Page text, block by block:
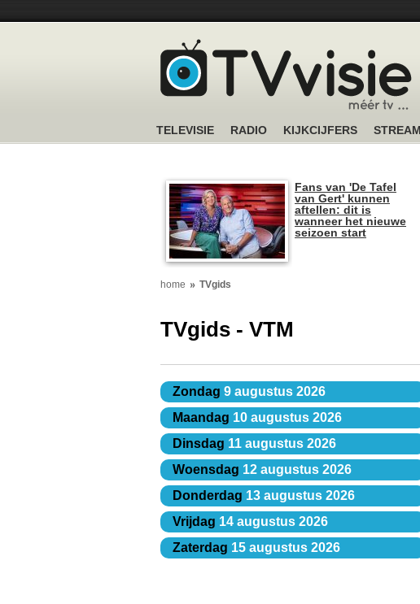
TELEVISIE RADIO KIJKCIJFERS
Fans van 'De Tafel
van Gert' kunnen
aftellen: dit is
wanneer het nieuwe
seizoen start
home TVgids
TVgids - VTM
Zondag 9 augustus 2026
Maandag 10 augustus 2026
Dinsdag 11 augustus 2026
Woensdag 12 augustus 2026
Donderdag 13 augustus 2026
Vrijdag 14 augustus 2026
Zaterdag 15 augustus 2026